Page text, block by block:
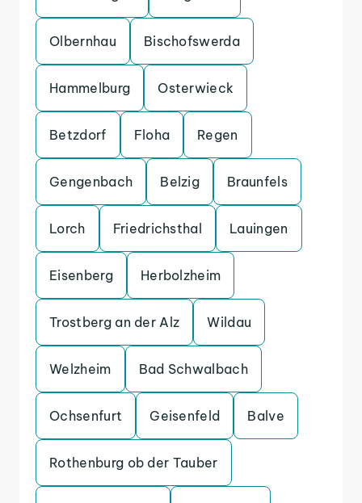
Olbernhau Bischofswerda
Hammelburg Osterwieck
Betzdorf Floha Regen
Gengenbach Belzig Braunfels
Lorch Friedrichsthal Lauingen
Eisenberg Herbolzheim
Trostberg an der Alz Wildau
Welzheim Bad Schwalbach
Ochsenfurt Geisenfeld Balve
Rothenburg ob der Tauber